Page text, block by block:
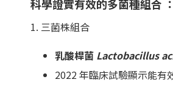
科學證實有效的多菌種組合 ：
1. 三菌株組合
乳酸桿菌 Lactobacillus
2022 年臨床試驗顯示能有